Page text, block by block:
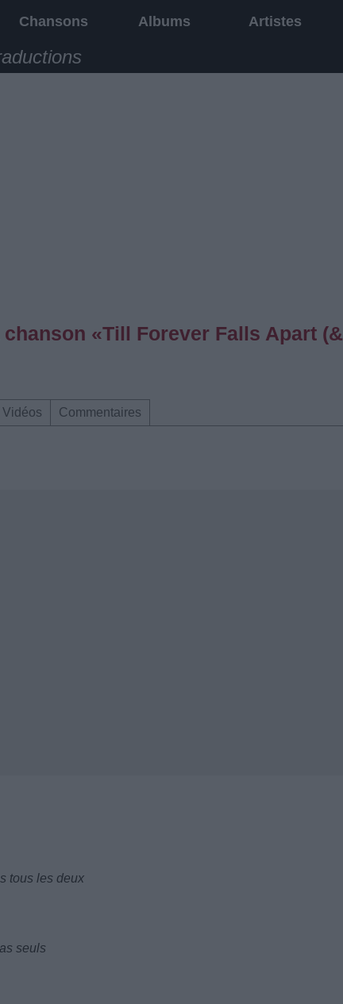
Chansons Albums Artistes
«Till Forever Falls Apart (&
Vidéos Commentaires
tous les deux
seuls